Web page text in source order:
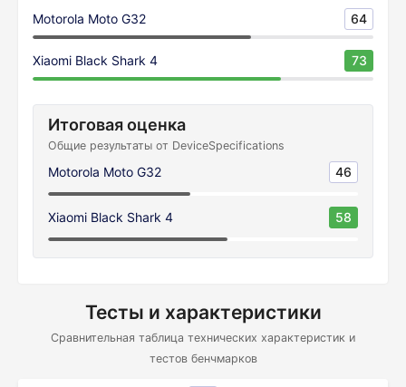
Motorola Moto G32 64
Xiaomi Black Shark 4 73
Итоговая оценка
Общие результаты от DeviceSpecifications
Motorola Moto G32 46
Xiaomi Black Shark 4 58
Тесты и характеристики
Сравнительная таблица технических характеристик и
тестов бенчмарков